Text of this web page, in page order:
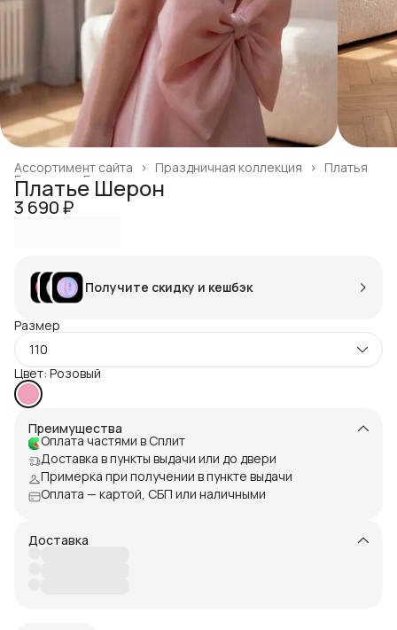
Платья
Праздничная коллекция ›
Ассортимент сайта ›
Готовая продукция
Главная
Платье Шерон
3 690 ₽
Получите скидку и кешбэк
Размер
110
Цвет: Розовый
Преимущества
Оплата частями в Сплит
Доставка в пункты выдачи или до двери
Примерка при получении в пункте выдачи
Оплата — картой, СБП или наличными
Доставка